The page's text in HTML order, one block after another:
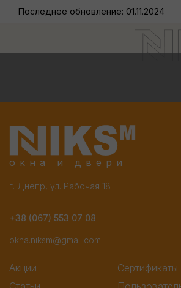
Последнее обновление: 01.11.2024
окна и двери
г. Днепр, ул. Рабочая 18
+38 (067) 553 07 08
okna.niksm@gmail.com
Акции
Сертификаты